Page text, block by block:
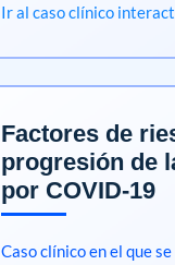
Ir al caso clínico
Factores de
progresión de
por COVID-19
Caso clínico en el que